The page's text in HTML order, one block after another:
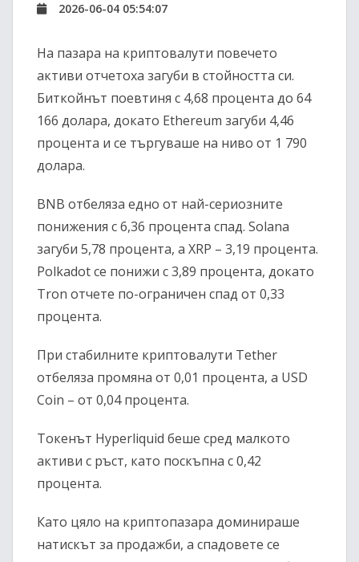
2026-06-04 05:54:07
На пазара на криптовалути повечето
активи отчетоха загуби в стойността си.
Биткойнът поевтиня с 4,68 процента до 64
166 долара, докато Ethereum загуби 4,46
процента и се търгуваше на ниво от 1 790
долара.
BNB отбеляза едно от най-сериозните
понижения с 6,36 процента спад. Solana
загуби 5,78 процента, а XRP – 3,19 процента.
Polkadot се понижи с 3,89 процента, докато
Tron отчете по-ограничен спад от 0,33
процента.
При стабилните криптовалути Tether
отбеляза промяна от 0,01 процента, а USD
Coin – от 0,04 процента.
Токенът Hyperliquid беше сред малкото
активи с ръст, като поскъпна с 0,42
процента.
Като цяло на криптопазара доминираше
натискът за продажби, а спадовете се